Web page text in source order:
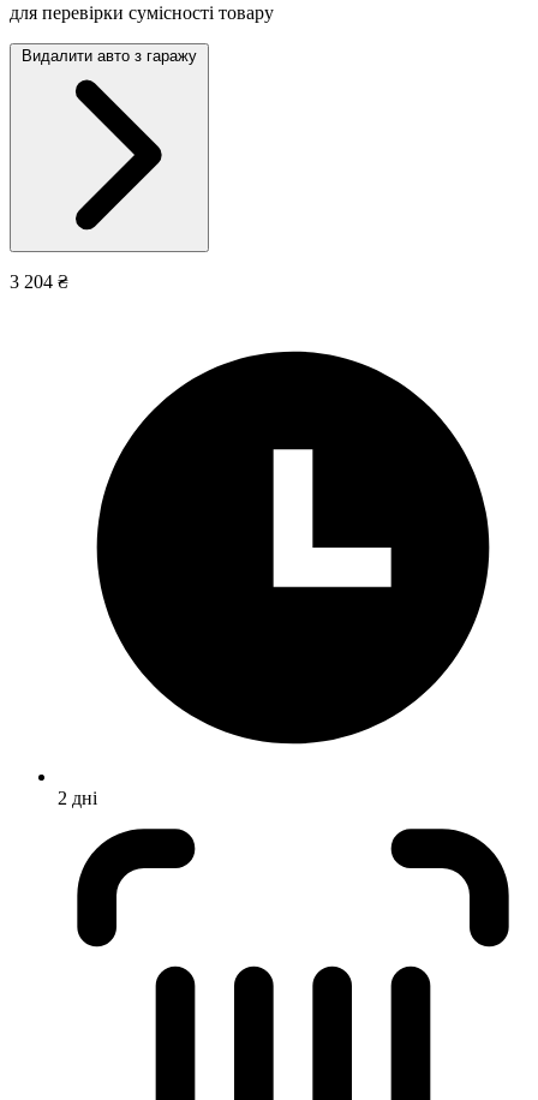
для перевірки сумісності товару
Видалити авто з гаражу
3 204 ₴
2 дні